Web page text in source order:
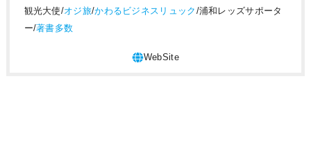
観光大使/オジ旅/かわるビジネスリュック /浦和レッズサポータ
ー/著書多数